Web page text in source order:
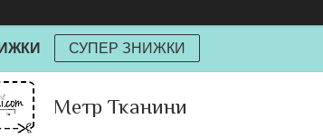
СУПЕР ЗНИЖКИ
Метр Тканини